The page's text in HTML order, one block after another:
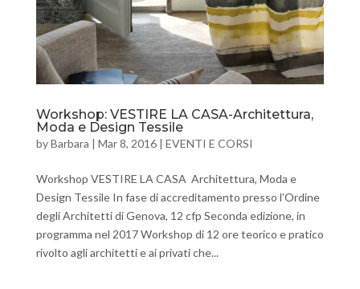
Workshop: VESTIRE LA CASA-Architettura,
Moda e Design Tessile
byBarbara | Mar 8, 2016| EVENTI E CORSI
Workshop VESTIRE LA CASA Architettura, Moda e
Design Tessile In fase di accreditamento presso l’Ordine
degli Architetti di Genova, 12 cfp Seconda edizione, in
programma nel 2017 Workshop di 12 ore teorico e pratico
rivolto agli architetti e ai privati che...